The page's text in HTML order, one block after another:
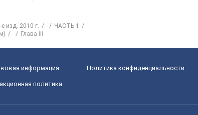
е изд. 2010 г.
ЧАСТЬ 1
Глава III
информация Политика конфиденциальности
политика